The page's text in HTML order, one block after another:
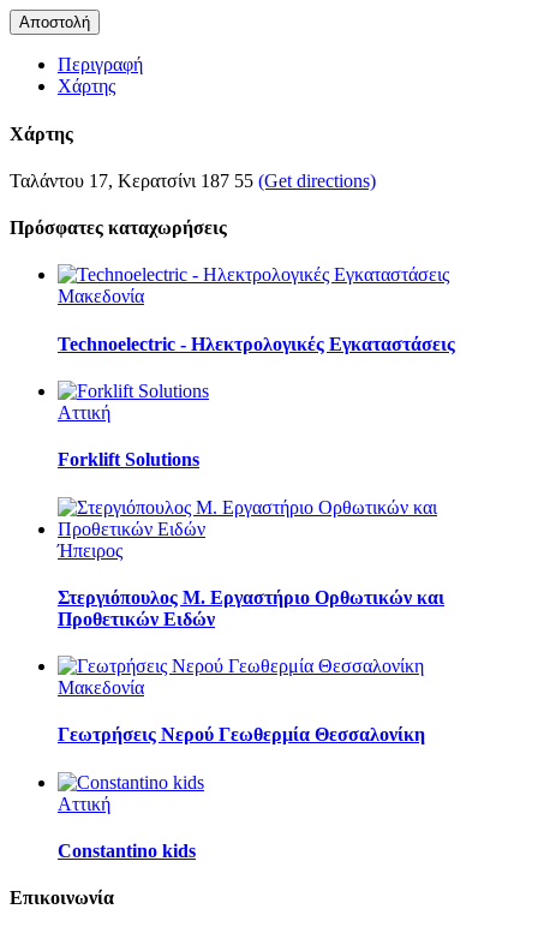
Περιγραφή
Χάρτης
Χάρτης
Ταλάντου 17, Κερατσίνι 187 55 (Get directions)
Πρόσφατες καταχωρήσεις
Μακεδονία
Technoelectric - Ηλεκτρολογικές Εγκαταστάσεις
Αττική
Forklift Solutions
Ήπειρος
Στεργιόπουλος Μ. Εργαστήριο Ορθωτικών και
Προθετικών Ειδών
Μακεδονία
Γεωτρήσεις Νερού Γεωθερμία Θεσσαλονίκη
Αττική
Constantino kids
Επικοινωνία